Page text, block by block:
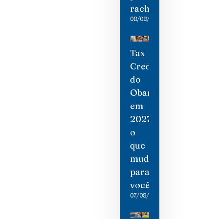
rachaduras
08/08/2026
Tax
Credit
do
Obamacare
em
2027:
o
que
mudou
para
você
07/08/2026